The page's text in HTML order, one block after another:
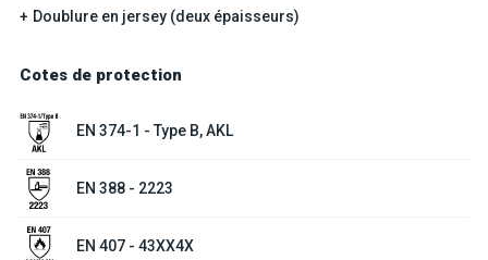
Doublure en jersey (deux épaisseurs)
Cotes de protection
EN 374-1 - Type B, AKL
EN 388 - 2223
EN 407 - 43XX4X